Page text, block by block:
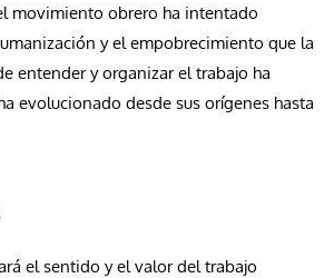
movimiento obrero ha intentado
y el empobrecimiento que la
entender y organizar el trabajo ha
evolucionado desde sus orígenes hasta
el sentido y el valor del trabajo